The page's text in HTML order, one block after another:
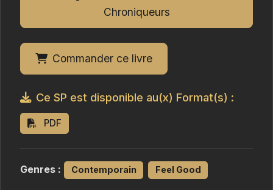
Chroniqueurs
Commander ce livre
Ce SP est disponible au(x) Format(s) :
PDF
Genres : Contemporain Feel Good